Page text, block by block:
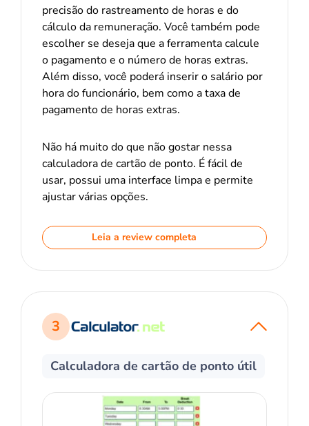
precisão do rastreamento de horas e do
cálculo da remuneração. Você também pode
escolher se deseja que a ferramenta calcule
o pagamento e o número de horas extras.
Além disso, você poderá inserir o salário por
hora do funcionário, bem como a taxa de
pagamento de horas extras.
Não há muito do que não gostar nessa
calculadora de cartão de ponto. É fácil de
usar, possui uma interface limpa e permite
ajustar várias opções.
Leia a review completa
3
Calculadora de cartão de ponto útil